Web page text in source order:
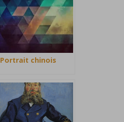
Portrait chinois